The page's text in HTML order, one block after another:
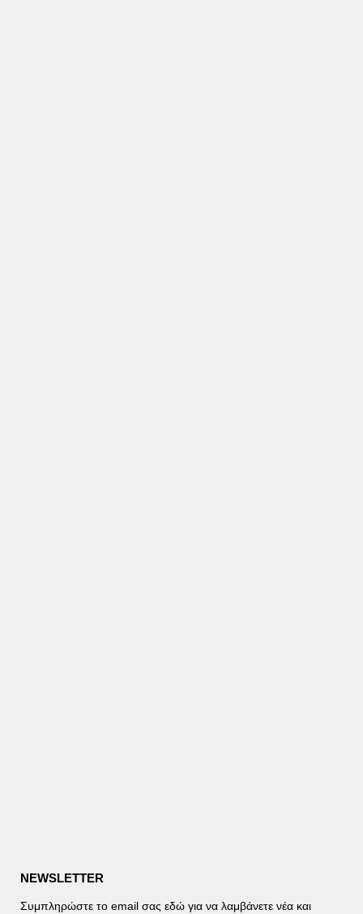
NEWSLETTER
Συμπληρώστε το email σας εδώ για να λαμβάνετε νέα και